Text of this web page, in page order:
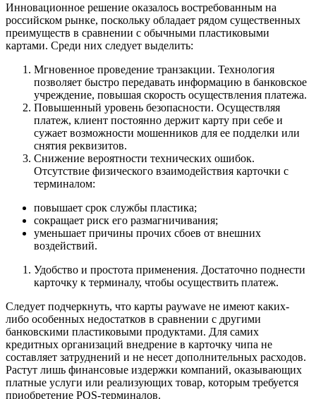
Инновационное решение оказалось востребованным на
российском рынке, поскольку обладает рядом существенных
преимуществ в сравнении с обычными пластиковыми
картами. Среди них следует выделить:
Мгновенное проведение транзакции. Технология
позволяет быстро передавать информацию в банковское
учреждение, повышая скорость осуществления платежа.
Повышенный уровень безопасности. Осуществляя
платеж, клиент постоянно держит карту при себе и
сужает возможности мошенников для ее подделки или
снятия реквизитов.
Снижение вероятности технических ошибок.
Отсутствие физического взаимодействия карточки с
терминалом:
повышает срок службы пластика;
сокращает риск его размагничивания;
уменьшает причины прочих сбоев от внешних
воздействий.
Удобство и простота применения. Достаточно поднести
карточку к терминалу, чтобы осуществить платеж.
Следует подчеркнуть, что карты paywave не имеют каких-
либо особенных недостатков в сравнении с другими
банковскими пластиковыми продуктами. Для самих
кредитных организаций внедрение в карточку чипа не
составляет затруднений и не несет дополнительных расходов.
Растут лишь финансовые издержки компаний, оказывающих
платные услуги или реализующих товар, которым требуется
приобретение POS-терминалов.